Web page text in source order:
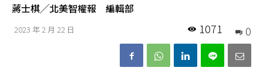
蔣士棋╱北美智權報 編輯部
2023 年 2 月 22 日 0
1071